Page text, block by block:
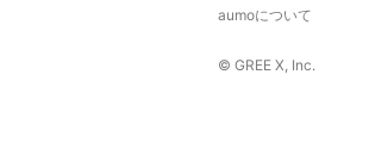
aumoについて
© GREE X, Inc.